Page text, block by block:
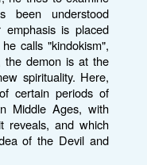
understood
emphasis is placed
calls "kindokism",
the demon is at the
spirituality. Here,
certain periods of
Middle Ages, with
reveals, and which
of ​​the Devil and